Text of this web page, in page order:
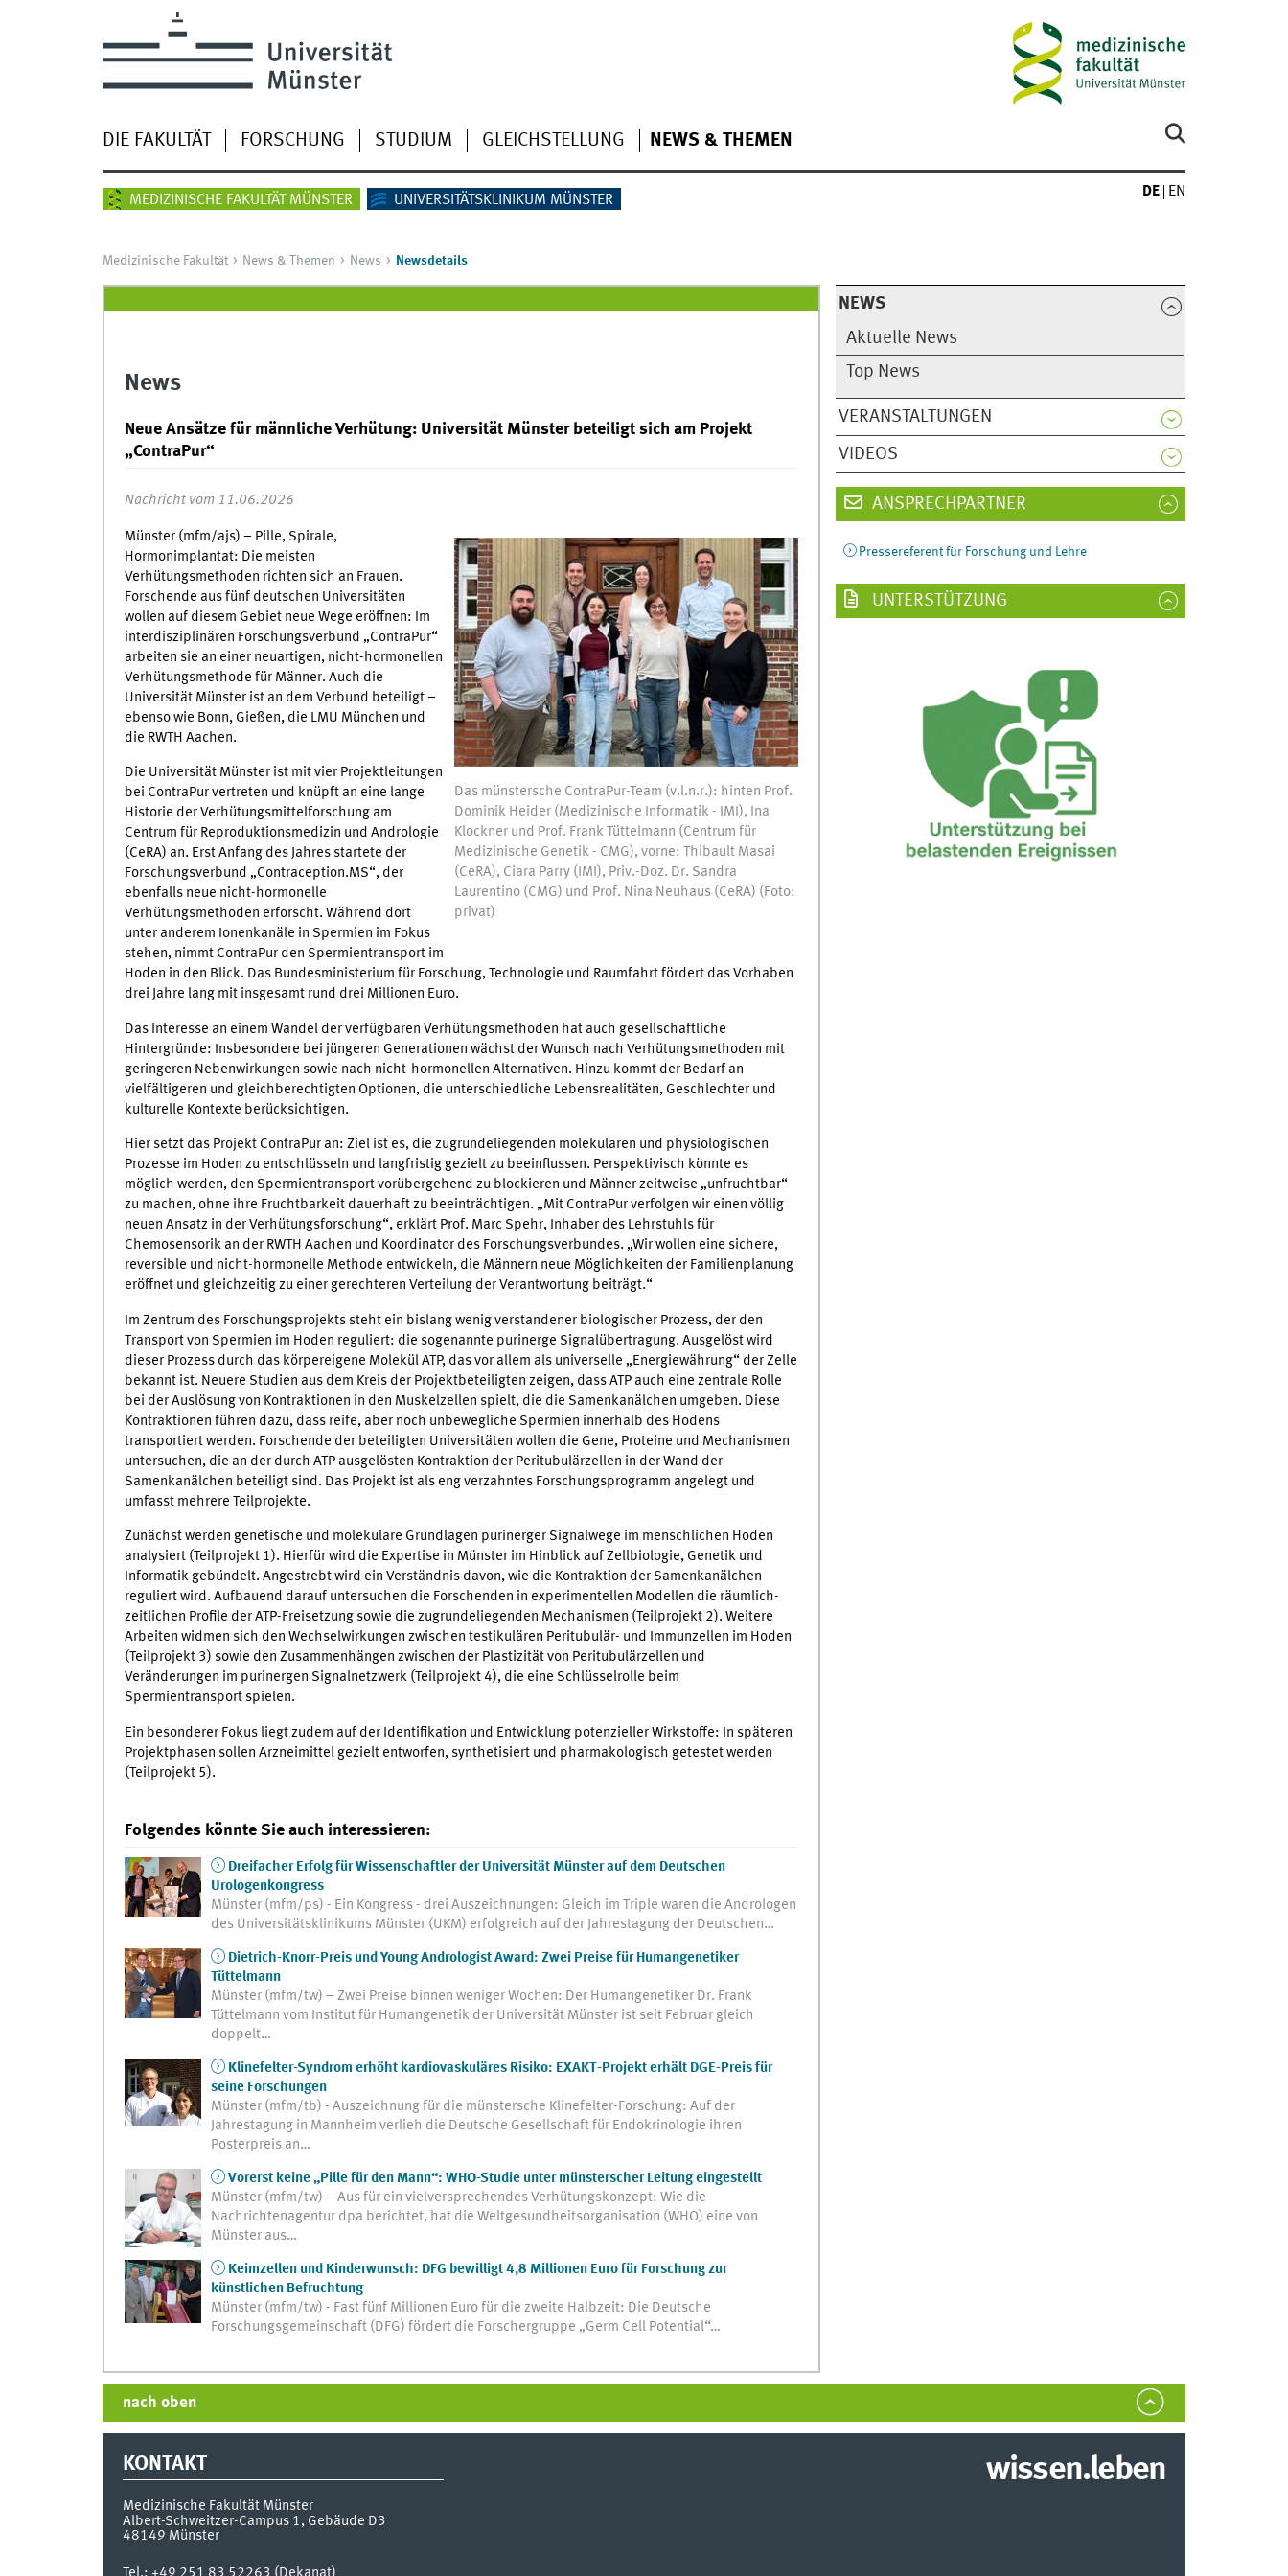
DIE FAKULTÄT FORSCHUNG STUDIUM GLEICHSTELLUNG NEWS & THEMEN
MEDIZINISCHE FAKULTÄT MÜNSTER UNIVERSITÄTSKLINIKUM MÜNSTER
DE EN
Medizinische Fakultät News & Themen News Newsdetails
NEWS
Aktuelle News
Top News
VERANSTALTUNGEN
VIDEOS
News
Neue Ansätze für männliche Verhütung: Universität Münster beteiligt sich am Projekt
„ContraPur“
Nachricht vom 11.06.2026
Das münstersche ContraPur-Team (v.l.n.r.): hinten Prof.
Dominik Heider (Medizinische Informatik - IMI), Ina
Klockner und Prof. Frank Tüttelmann (Centrum für
Medizinische Genetik - CMG), vorne: Thibault Masai
(CeRA), Ciara Parry (IMI), Priv.-Doz. Dr. Sandra
Laurentino (CMG) und Prof. Nina Neuhaus (CeRA) (Foto:
privat)
Münster (mfm/ajs) – Pille, Spirale,
Hormonimplantat: Die meisten
Verhütungsmethoden richten sich an Frauen.
Forschende aus fünf deutschen Universitäten
wollen auf diesem Gebiet neue Wege eröffnen: Im
interdisziplinären Forschungsverbund „ContraPur“
arbeiten sie an einer neuartigen, nicht-hormonellen
Verhütungsmethode für Männer. Auch die
Universität Münster ist an dem Verbund beteiligt –
ebenso wie Bonn, Gießen, die LMU München und
die RWTH Aachen.
Die Universität Münster ist mit vier Projektleitungen
bei ContraPur vertreten und knüpft an eine lange
Historie der Verhütungsmittelforschung am
Centrum für Reproduktionsmedizin und Andrologie
(CeRA) an. Erst Anfang des Jahres startete der
Forschungsverbund „Contraception.MS“, der
ebenfalls neue nicht-hormonelle
Verhütungsmethoden erforscht. Während dort
unter anderem Ionenkanäle in Spermien im Fokus
stehen, nimmt ContraPur den Spermientransport im
Hoden in den Blick. Das Bundesministerium für Forschung, Technologie und Raumfahrt fördert das Vorhaben
drei Jahre lang mit insgesamt rund drei Millionen Euro.
Das Interesse an einem Wandel der verfügbaren Verhütungsmethoden hat auch gesellschaftliche
Hintergründe: Insbesondere bei jüngeren Generationen wächst der Wunsch nach Verhütungsmethoden mit
geringeren Nebenwirkungen sowie nach nicht-hormonellen Alternativen. Hinzu kommt der Bedarf an
vielfältigeren und gleichberechtigten Optionen, die unterschiedliche Lebensrealitäten, Geschlechter und
kulturelle Kontexte berücksichtigen.
Hier setzt das Projekt ContraPur an: Ziel ist es, die zugrundeliegenden molekularen und physiologischen
Prozesse im Hoden zu entschlüsseln und langfristig gezielt zu beeinflussen. Perspektivisch könnte es
möglich werden, den Spermientransport vorübergehend zu blockieren und Männer zeitweise „unfruchtbar“
zu machen, ohne ihre Fruchtbarkeit dauerhaft zu beeinträchtigen. „Mit ContraPur verfolgen wir einen völlig
neuen Ansatz in der Verhütungsforschung“, erklärt Prof. Marc Spehr, Inhaber des Lehrstuhls für
Chemosensorik an der RWTH Aachen und Koordinator des Forschungsverbundes. „Wir wollen eine sichere,
reversible und nicht-hormonelle Methode entwickeln, die Männern neue Möglichkeiten der Familienplanung
eröffnet und gleichzeitig zu einer gerechteren Verteilung der Verantwortung beiträgt.“
Im Zentrum des Forschungsprojekts steht ein bislang wenig verstandener biologischer Prozess, der den
Transport von Spermien im Hoden reguliert: die sogenannte purinerge Signalübertragung. Ausgelöst wird
dieser Prozess durch das körpereigene Molekül ATP, das vor allem als universelle „Energiewährung“ der Zelle
bekannt ist. Neuere Studien aus dem Kreis der Projektbeteiligten zeigen, dass ATP auch eine zentrale Rolle
bei der Auslösung von Kontraktionen in den Muskelzellen spielt, die die Samenkanälchen umgeben. Diese
Kontraktionen führen dazu, dass reife, aber noch unbewegliche Spermien innerhalb des Hodens
transportiert werden. Forschende der beteiligten Universitäten wollen die Gene, Proteine und Mechanismen
untersuchen, die an der durch ATP ausgelösten Kontraktion der Peritubulärzellen in der Wand der
Samenkanälchen beteiligt sind. Das Projekt ist als eng verzahntes Forschungsprogramm angelegt und
umfasst mehrere Teilprojekte.
Zunächst werden genetische und molekulare Grundlagen purinerger Signalwege im menschlichen Hoden
analysiert (Teilprojekt 1). Hierfür wird die Expertise in Münster im Hinblick auf Zellbiologie, Genetik und
Informatik gebündelt. Angestrebt wird ein Verständnis davon, wie die Kontraktion der Samenkanälchen
reguliert wird. Aufbauend darauf untersuchen die Forschenden in experimentellen Modellen die räumlich-
zeitlichen Profile der ATP-Freisetzung sowie die zugrundeliegenden Mechanismen (Teilprojekt 2). Weitere
Arbeiten widmen sich den Wechselwirkungen zwischen testikulären Peritubulär- und Immunzellen im Hoden
(Teilprojekt 3) sowie den Zusammenhängen zwischen der Plastizität von Peritubulärzellen und
Veränderungen im purinergen Signalnetzwerk (Teilprojekt 4), die eine Schlüsselrolle beim
Spermientransport spielen.
Ein besonderer Fokus liegt zudem auf der Identifikation und Entwicklung potenzieller Wirkstoffe: In späteren
Projektphasen sollen Arzneimittel gezielt entworfen, synthetisiert und pharmakologisch getestet werden
(Teilprojekt 5).
Folgendes könnte Sie auch interessieren:
Dreifacher Erfolg für Wissenschaftler der Universität Münster auf dem Deutschen
Urologenkongress
Münster (mfm/ps) - Ein Kongress - drei Auszeichnungen: Gleich im Triple waren die Andrologen
des Universitätsklinikums Münster (UKM) erfolgreich auf der Jahrestagung der Deutschen…
Dietrich-Knorr-Preis und Young Andrologist Award: Zwei Preise für Humangenetiker
Tüttelmann
Münster (mfm/tw) – Zwei Preise binnen weniger Wochen: Der Humangenetiker Dr. Frank
Tüttelmann vom Institut für Humangenetik der Universität Münster ist seit Februar gleich
doppelt…
Klinefelter-Syndrom erhöht kardiovaskuläres Risiko: EXAKT-Projekt erhält DGE-Preis für
seine Forschungen
Münster (mfm/tb) - Auszeichnung für die münstersche Klinefelter-Forschung: Auf der
Jahrestagung in Mannheim verlieh die Deutsche Gesellschaft für Endokrinologie ihren
Posterpreis an…
Vorerst keine „Pille für den Mann“: WHO-Studie unter münsterscher Leitung eingestellt
Münster (mfm/tw) – Aus für ein vielversprechendes Verhütungskonzept: Wie die
Nachrichtenagentur dpa berichtet, hat die Weltgesundheitsorganisation (WHO) eine von
Münster aus…
Keimzellen und Kinderwunsch: DFG bewilligt 4,8 Millionen Euro für Forschung zur
künstlichen Befruchtung
Münster (mfm/tw) - Fast fünf Millionen Euro für die zweite Halbzeit: Die Deutsche
Forschungsgemeinschaft (DFG) fördert die Forschergruppe „Germ Cell Potential“…
ANSPRECHPARTNER
Pressereferent für Forschung und Lehre
UNTERSTÜTZUNG
nach oben
KONTAKT
Medizinische Fakultät Münster
Albert-Schweitzer-Campus 1, Gebäude D3
48149 Münster
wissen.leben